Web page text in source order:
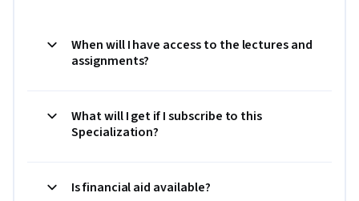
When will I have access to the lectures and
assignments?
What will I get if I subscribe to this
Specialization?
Is financial aid available?